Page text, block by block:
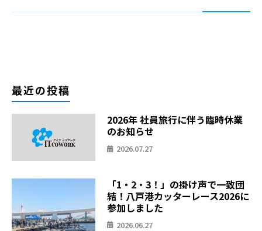
最近の投稿
2026年 社員旅行に伴う臨時休業
のお知らせ
2026.07.27
「1・2・3！」の掛け声で一致団
結！八戸港カッターレース2026に
参加しました
2026.06.27